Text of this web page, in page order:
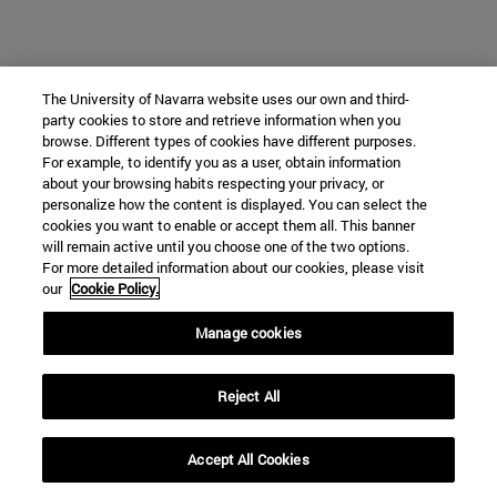
The University of Navarra website uses our own and third-
party cookies to store and retrieve information when you
browse. Different types of cookies have different purposes.
For example, to identify you as a user, obtain information
about your browsing habits respecting your privacy, or
personalize how the content is displayed. You can select the
cookies you want to enable or accept them all. This banner
will remain active until you choose one of the two options.
For more detailed information about our cookies, please visit
our Cookie Policy.
Manage cookies
Reject All
Accept All Cookies